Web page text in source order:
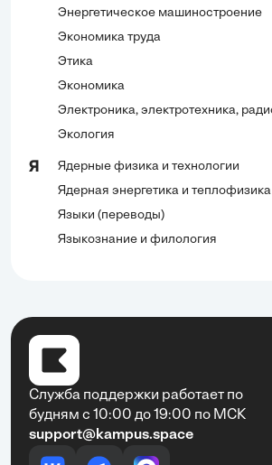
Энергетическое машиностроение
Экономика труда
Этика
Экономика
Электроника, электротехника,
Экология
Я
Ядерные физика и технологии
Ядерная энергетика и теплофизика
Языки (переводы)
Языкознание и филология
Служба поддержки работает по
будням с 10:00 до 19:00 по МСК
support@kampus.space